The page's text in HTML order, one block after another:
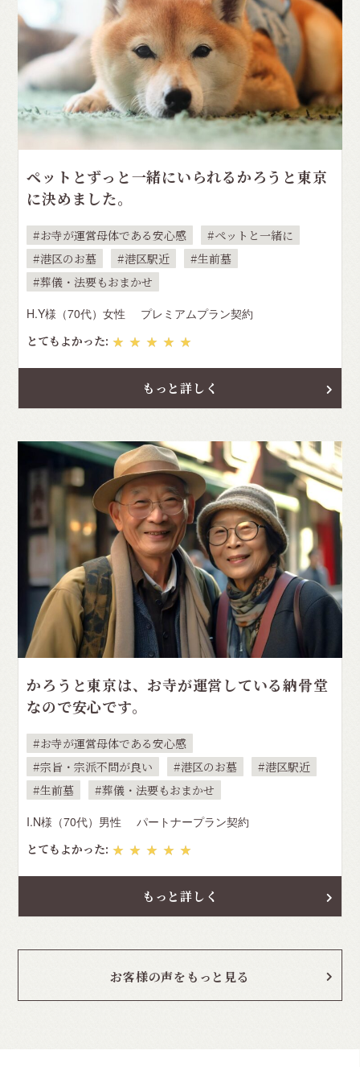
ペットとずっと一緒にいられるかろうと東京
に決めました。
お寺が運営母体である安心感
ペットと一緒に
港区のお墓
港区駅近
生前墓
葬儀・法要もおまかせ
H.Y様（70代）女性
プレミアムプラン契約
とてもよかった: ★★★★★
もっと詳しく
かろうと東京は、お寺が運営している納骨堂
なので安心です。
お寺が運営母体である安心感
宗旨・宗派不問が良い
港区のお墓
港区駅近
生前墓
葬儀・法要もおまかせ
I.N様（70代）男性
パートナープラン契約
とてもよかった: ★★★★★
もっと詳しく
お客様の声をもっと見る